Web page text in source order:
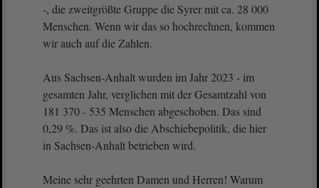
-, die zweitgrößte Gruppe die Syrer mit ca. 28 000
Menschen. Wenn wir das so hochrechnen, kommen
wir auch auf die Zahlen.
Aus Sachsen-Anhalt wurden im Jahr 2023 - im
gesamten Jahr, verglichen mit der Gesamtzahl von
181 370 - 535 Menschen abgeschoben. Das sind
0,29 %. Das ist also die Abschiebepolitik, die hier
in Sachsen-Anhalt betrieben wird.
Meine sehr geehrten Damen und Herren! Warum